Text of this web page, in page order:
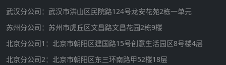
武汉分公司：武汉市洪山区民院路124号龙安花苑2栋一单元
苏州分公司：苏州市虎丘区文昌路文昌花园2栋9楼
北京分公司1：北京市朝阳区建国路15号创意生活园区8号楼4层
北京分公司2：北京市朝阳区东三环南路甲52楼18层